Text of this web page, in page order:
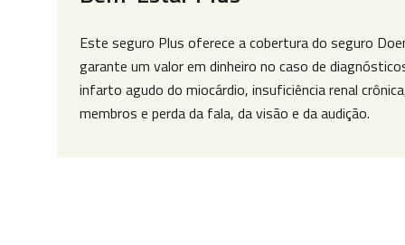
Este seguro Plus oferece a cobertura do seguro
garante um valor em dinheiro no caso de
infarto agudo do miocárdio, insuficiência renal
membros e perda da fala, da visão e da audição.